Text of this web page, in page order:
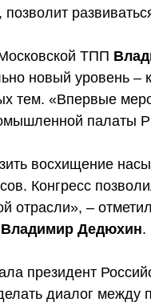
позволит
ТПП
новый уровень –
тем. «Впервые
палаты
восхищение
Конгресс
отрасли», –
Владимир Дедюхин.
президент
диалог между